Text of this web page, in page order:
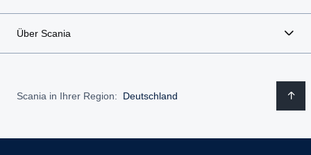
Über Scania
Scania in Ihrer Region: Deutschland